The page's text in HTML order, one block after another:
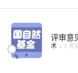
评审意
术 · 1 年